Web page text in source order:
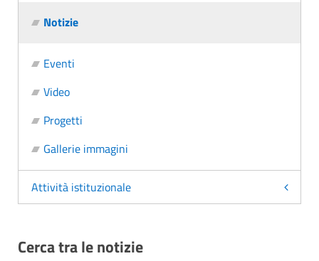
Notizie
Eventi
Video
Progetti
Gallerie immagini
Attività istituzionale
Cerca tra le notizie